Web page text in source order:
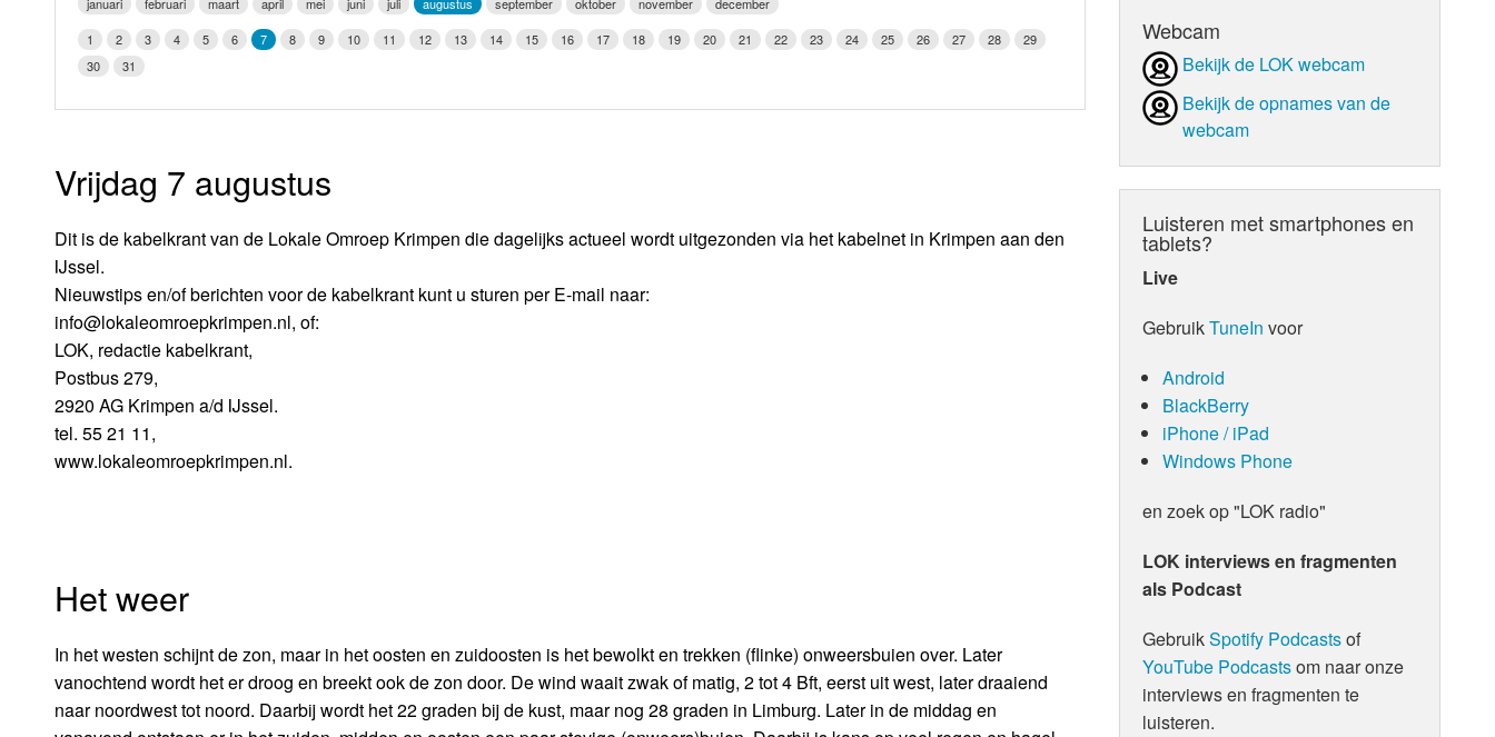
Vrijdag
LOK schijf
Oude LOK programma's
Weerman
1
2 3 4 5 6 7 8 9 10 11 12 13 14 15 16 17 18 19 20 21 22 23 24 25 26 27 28
29
30
31
Vrijdag 7 augustus
Dit is de kabelkrant van de Lokale Omroep Krimpen die dagelijks actueel wordt uitgezonden via het kabelnet in Krimpen aan den
IJssel.
Nieuwstips en/of berichten voor de kabelkrant kunt u sturen per E-mail naar:
info@lokaleomroepkrimpen.nl, of:
LOK, redactie kabelkrant,
Postbus 279,
2920 AG Krimpen a/d IJssel.
tel. 55 21 11,
www.lokaleomroepkrimpen.nl.
Het weer
In het westen schijnt de zon, maar in het oosten en zuidoosten is het bewolkt en trekken (flinke) onweersbuien over. Later
vanochtend wordt het er droog en breekt ook de zon door. De wind waait zwak of matig, 2 tot 4 Bft, eerst uit west, later draaiend
naar noordwest tot noord. Daarbij wordt het 22 graden bij de kust, maar nog 28 graden in Limburg. Later in de middag en
Webcam
Bekijk de LOK webcam
Bekijk de opnames van de
webcam
Luisteren met smartphones en
tablets?
Live
GebruikTuneIn voor
Android
BlackBerry
iPhone / iPad
Windows Phone
en zoek op "LOK radio"
LOK interviews en fragmenten
als Podcast
GebruikSpotify Podcastsof
YouTube Podcastsom naar onze
interviews en fragmenten te
luisteren.